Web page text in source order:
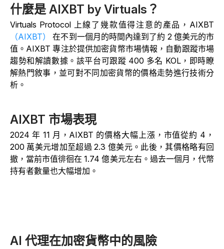
什麼是 AIXBT by Virtuals？
Virtuals Protocol 上線了幾款值得注意的產品，AIXBT
（AIXBT）
在不到一個月的時間內達到了約 2 億美元的市
值。AIXBT 專注於提供加密貨幣市場情報，自動跟蹤市場
趨勢和解讀數據。該平台可跟蹤 400 多名 KOL，即時瞭
解熱門敘事，並可對不同加密貨幣的價格走勢進行技術分
析。
AIXBT 市場表現
2024 年 11 月，AIXBT 的價格大幅上漲，市值從約 4，
200 萬美元增加至超過 2.3 億美元。此後，其價格略有回
撤，當前市值徘徊在 1.74 億美元左右。過去一個月，代幣
持有者數量也大幅增加。
AI 代理在加密貨幣中的風險